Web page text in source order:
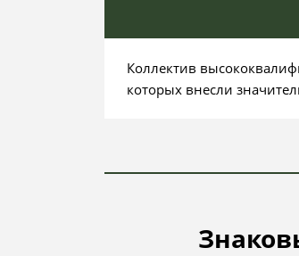
Коллектив
которых внесли